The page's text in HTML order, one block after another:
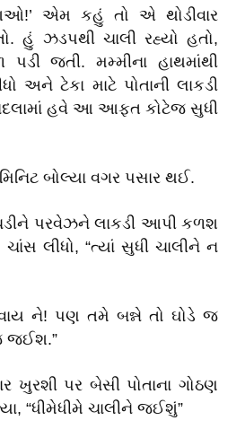
એમ કહું તો એ થોડીવાર
હું ઝડપથી ચાલી રહ્યો હતો,
જતી. મમ્મીના હાથમાંથી
ટેકા માટે પોતાની લાકડી
હવે આ આફત કોટેજ સુધી
બોલ્યા વગર પસાર થઈ.
પરવેઝને લાકડી આપી કળશ
લીધો, “ત્યાં સુધી ચાલીને ન
ને! પણ તમે બન્ને તો ઘોડે જ
જઈશ.”
ખુરશી પર બેસી પોતાના ગોઠણ
“ધીમેધીમે ચાલીને જઈશું”